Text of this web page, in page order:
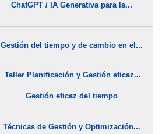
ChatGPT / IA Generativa para la...
Gestión del tiempo y de cambio en el...
Taller Planificación y Gestión eficaz...
Gestión eficaz del tiempo
Técnicas de Gestión y Optimización...